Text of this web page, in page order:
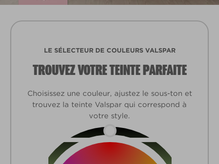
LE SÉLECTEUR DE COULEURS VALSPAR
TROUVEZ VOTRE TEINTE PARFAITE
Choisissez une couleur, ajustez le sous-ton et
trouvez la teinte Valspar qui correspond à
votre style.